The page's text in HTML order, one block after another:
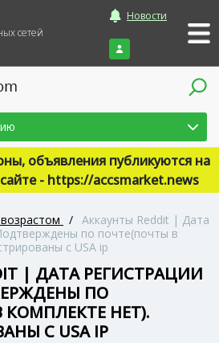
сетей
Новости
Войти
объявления публикуются на
- https://accsmarket.news
/ Аккаунты Reddit | Дата
по почте(почты в
с USA ip
| ДАТА РЕГИСТРАЦИИ
ПО
НЕТ).
С USA IP